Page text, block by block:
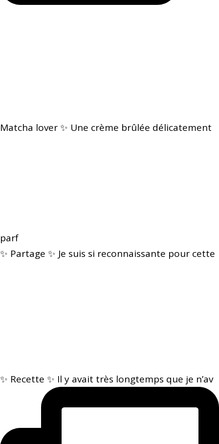
Matcha lover ✨ Une crème brûlée délicatement
parf
✨ Partage ✨ Je suis si reconnaissante pour cette
✨ Recette ✨ Il y avait très longtemps que je n’av